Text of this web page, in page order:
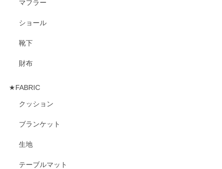
マフラー
ショール
靴下
財布
★FABRIC
クッション
ブランケット
生地
テーブルマット